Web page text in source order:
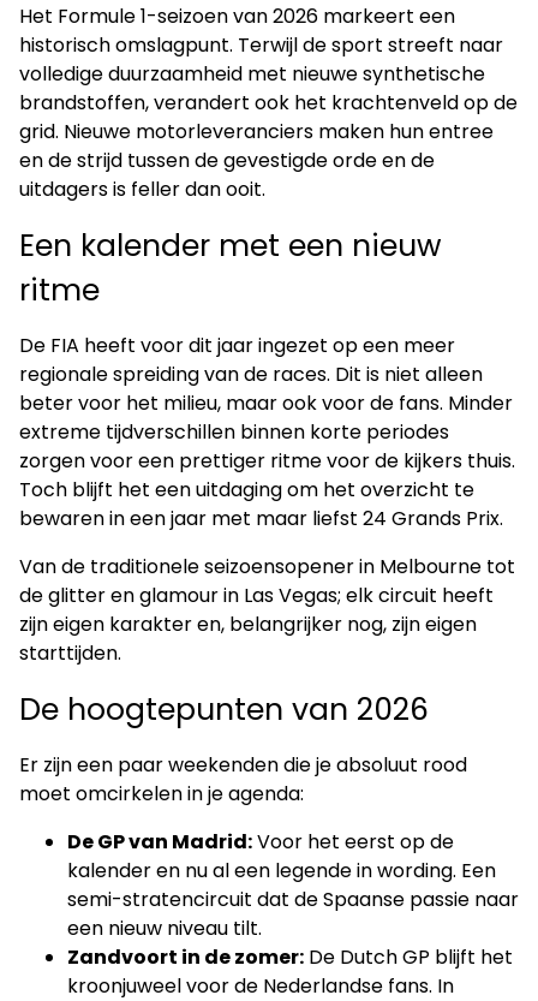
Het Formule 1-seizoen van 2026 markeert een
historisch omslagpunt. Terwijl de sport streeft naar
volledige duurzaamheid met nieuwe synthetische
brandstoffen, verandert ook het krachtenveld op de
grid. Nieuwe motorleveranciers maken hun entree
en de strijd tussen de gevestigde orde en de
uitdagers is feller dan ooit.
Een kalender met een nieuw
ritme
De FIA heeft voor dit jaar ingezet op een meer
regionale spreiding van de races. Dit is niet alleen
beter voor het milieu, maar ook voor de fans. Minder
extreme tijdverschillen binnen korte periodes
zorgen voor een prettiger ritme voor de kijkers thuis.
Toch blijft het een uitdaging om het overzicht te
bewaren in een jaar met maar liefst 24 Grands Prix.
Van de traditionele seizoensopener in Melbourne tot
de glitter en glamour in Las Vegas; elk circuit heeft
zijn eigen karakter en, belangrijker nog, zijn eigen
starttijden.
De hoogtepunten van 2026
Er zijn een paar weekenden die je absoluut rood
moet omcirkelen in je agenda:
De GP van Madrid:Voor het eerst op de
kalender en nu al een legende in wording. Een
semi-stratencircuit dat de Spaanse passie naar
een nieuw niveau tilt.
Zandvoort in de zomer: De Dutch GP blijft het
kroonjuweel voor de Nederlandse fans. In